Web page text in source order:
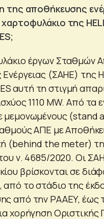
της αποθήκευσης
της
έργων Σταθμών
Ενέργειας (ΣΑΗΕ) της
αυτή τη στιγμή
1110 MW. Από τα
μεμονωμένους (stand
ΑΠΕ με
(behind the meter)
ν. 4685/2020. Οι
βρίσκονται σε
το στάδιο της
από την ΡΑΑΕΥ, έως
χορήγηση